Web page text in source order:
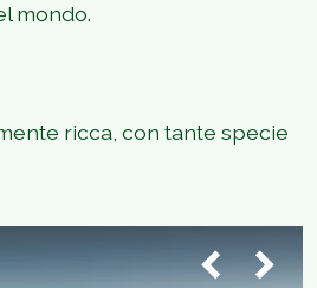
mondo.
ricca, con tante specie